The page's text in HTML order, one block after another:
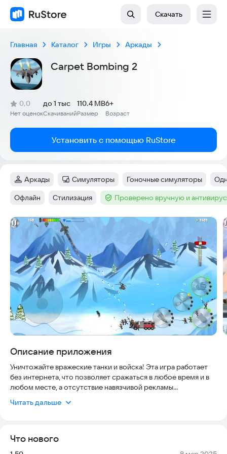
Скачать
Главная Каталог Игры Аркады
Carpet Bombing 2
Рейтинг:
0,0
(
Нет оценок
)
Скачиваний
до 1 тыс
Размер
110.4 MB
Возраст
6+
Установить с помощью RuStore
Категория:
Аркады Категория:
Симуляторы Тег:
Гоночные симуляторы Тег
Тег:
Офлайн Тег:
Стилизация Тег :Проверено вручную и
Скриншоты
Описание приложения
Уничтожайте вражеские танки и войска! Эта игра работает
без интернета, что позволяет сражаться в любое время и в
любом месте, а отсутствие навязчивой рекламы
• Доступны аркада, симулятор, сюжетная кампания, защита
Читать дальше
Что нового